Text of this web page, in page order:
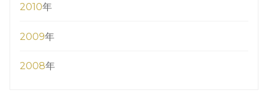
2010年
2009年
2008年